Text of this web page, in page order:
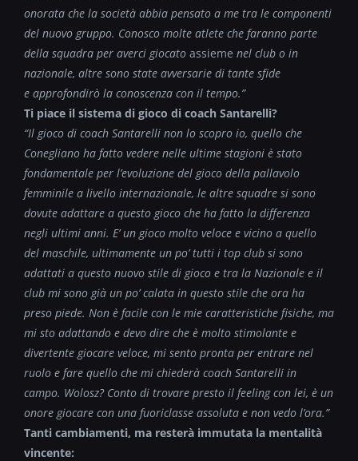
onorata che la società abbia pensato a me tra le componenti
del nuovo gruppo. Conosco molte atlete che faranno parte
della squadra per averci giocato assieme nel club o in
nazionale, altre sono state avversarie di tante sfide
e approfondirò la conoscenza con il tempo.”
Ti piace il sistema di gioco di coach Santarelli?
“Il gioco di coach Santarelli non lo scopro io, quello che
Conegliano ha fatto vedere nelle ultime stagioni è stato
fondamentale per l’evoluzione del gioco della pallavolo
femminile a livello internazionale, le altre squadre si sono
dovute adattare a questo gioco che ha fatto la differenza
negli ultimi anni. E’ un gioco molto veloce e vicino a quello
del maschile, ultimamente un po’ tutti i top club si sono
adattati a questo nuovo stile di gioco e tra la Nazionale e il
club mi sono già un po’ calata in questo stile che ora ha
preso piede. Non è facile con le mie caratteristiche fisiche, ma
mi sto adattando e devo dire che è molto stimolante e
divertente giocare veloce, mi sento pronta per entrare nel
ruolo e fare quello che mi chiederà coach Santarelli in
campo. Wolosz? Conto di trovare presto il feeling con lei, è un
onore giocare con una fuoriclasse assoluta e non vedo l’ora.”
Tanti cambiamenti, ma resterà immutata la mentalità
vincente: